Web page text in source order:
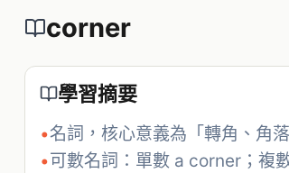
corner
學習摘要
•名詞，核心意義為「轉角、角
•可數名詞：單數 a corner；複